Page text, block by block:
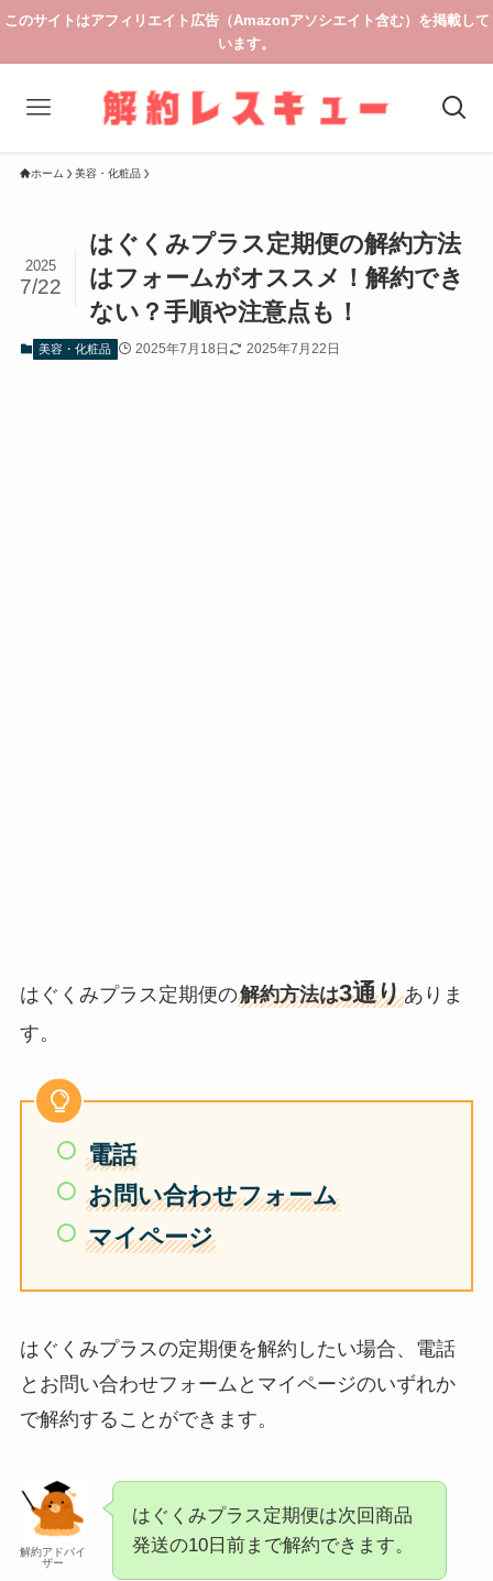
このサイトはアフィリエイト広告（Amazonアソシエイト含む）を掲載して
います。
ホーム 美容・化粧品
はぐくみプラス定期便の解約方法
はフォームがオススメ！解約でき
ない？手順や注意点も！
2025
7/22
美容・化粧品 2025年7月18日 2025年7月22日
はぐくみプラス定期便の解約方法は3通りありま
す。
電話
お問い合わせフォーム
マイページ
はぐくみプラスの定期便を解約したい場合、電話
とお問い合わせフォームとマイページのいずれか
で解約することができます。
解約アドバイ
ザー
はぐくみプラス定期便は次回商品
発送の10日前まで解約できます。